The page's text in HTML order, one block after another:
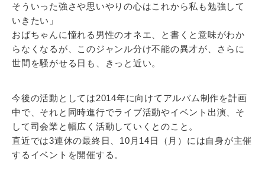
そういった強さや思いやりの心はこれから私も勉強して
いきたい」
おばちゃんに憧れる男性のオネエ、と書くと意味がわか
らなくなるが、このジャンル分け不能の異才が、さらに
世間を騒がせる日も、きっと近い。
今後の活動としては2014年に向けてアルバム制作を計画
中で、それと同時進行でライブ活動やイベント出演、そ
して司会業と幅広く活動していくとのこと。
直近では3連休の最終日、10月14日（月）には自身が主催
するイベントを開催する。